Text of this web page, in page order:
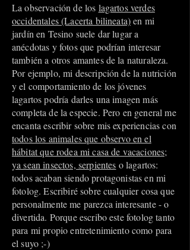
La observación de los lagartos verdes
occidentales (Lacerta bilineata)en mi
jardín en Tesino suele dar lugar a
anécdotas y fotos que podrían interesar
también a otros amantes de la naturaleza.
Por ejemplo, mi descripción de la nutrición
y el comportamiento de los jóvenes
lagartos podría darles una imagen más
completa de la especie. Pero en general me
encanta escribir sobre mis experiencias con
todos los animales que observo en el
hábitat que rodea mi casa de vacaciones;
ya sean insectos, serpientes o lagartos:
todos acaban siendo protagonistas en mi
fotolog. Escribiré sobre cualquier cosa que
personalmente me parezca interesante - o
divertida. Porque escribo este fotolog tanto
para mi propio entretenimiento como para
el suyo ;-)